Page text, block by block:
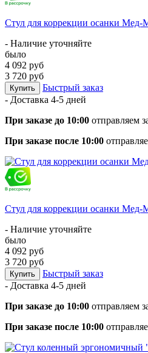
Стул для коррекции осанки
- Наличие уточняйте
было
4 092 руб
3 720 руб
Купить
Быстрый заказ
- Доставка 4-5 дней
При заказе до 10:00 отправляем
При заказе после 10:00
Стул для коррекции осанки
- Наличие уточняйте
было
4 092 руб
3 720 руб
Купить
Быстрый заказ
- Доставка 4-5 дней
При заказе до 10:00 отправляем
При заказе после 10:00